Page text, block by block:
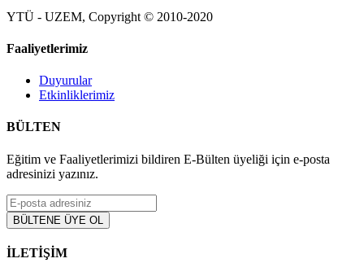
YTÜ - UZEM, Copyright © 2010-2020
Faaliyetlerimiz
Duyurular
Etkinliklerimiz
BÜLTEN
Eğitim ve Faaliyetlerimizi bildiren E-Bülten üyeliği için e-posta
adresinizi yazınız.
İLETİŞİM